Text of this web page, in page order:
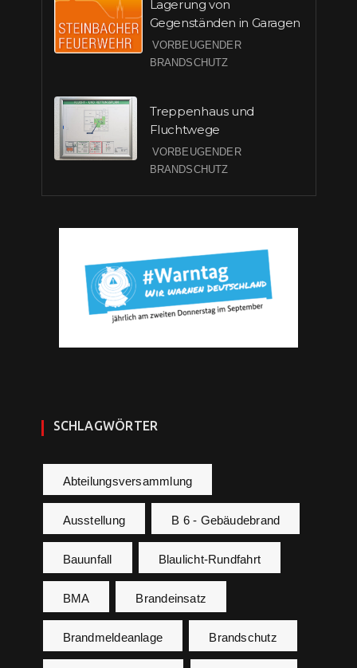
Lagerung von
Gegenständen in Garagen
VORBEUGENDER
BRANDSCHUTZ
Treppenhaus und
Fluchtwege
VORBEUGENDER
BRANDSCHUTZ
SCHLAGWÖRTER
Abteilungsversammlung
Ausstellung B 6 - Gebäudebrand
Bauunfall Blaulicht-Rundfahrt
BMA Brandeinsatz
Brandmeldeanlage Brandschutz